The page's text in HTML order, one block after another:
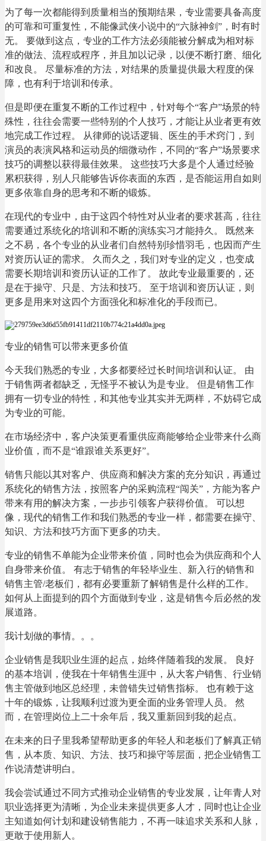
为了每一次都能得到质量相当的预期结果，专业需要具备高度
的可靠和可重复性，不能像武侠小说中的“六脉神剑”，时有时
无。 要做到这点，专业的工作方法必须能被分解成为相对标
准的做法、流程或程序，并且加以记录，以便不断打磨、细化
和改良。 尽量标准的方法，对结果的质量提供最大程度的保
障，也有利于培训和传承。
但是即便在重复不断的工作过程中，针对每个“客户”场景的特
殊性，往往会需要一些特别的个人技巧，才能让从业者更有效
地完成工作过程。 从律师的说话逻辑、医生的手术窍门，到
演员的表演风格和运动员的细微动作，不同的“客户”场景要求
技巧的调整以获得最佳效果。 这些技巧大多是个人通过经验
累积获得，别人只能够告诉你表面的东西，是否能运用自如则
更多依靠自身的思考和不断的锻炼。
在现代的专业中，由于这四个特性对从业者的要求甚高，往往
需要通过系统化的培训和不断的演练实习才能持久。 既然来
之不易，各个专业的从业者们自然特别珍惜羽毛，也因而产生
对资历认证的需求。 久而久之，我们对专业的定义，也变成
需要长期培训和资历认证的工作了。 故此专业最重要的，还
是在于操守、只是、方法和技巧。 至于培训和资历认证，则
更多是用来对这四个方面强化和标准化的手段而已。
专业的销售可以带来更多价值
今天我们熟悉的专业，大多都要经过长时间培训和认证。 由
于销售两者都缺乏，无怪乎不被认为是专业。 但是销售工作
拥有一切专业的特性，和其他专业其实并无两样，不妨碍它成
为专业的可能。
在市场经济中，客户决策更看重供应商能够给企业带来什么商
业价值，而不是“谁跟谁关系更好”。
销售只能以其对客户、供应商和解决方案的充分知识，再通过
系统化的销售方法，按照客户的采购流程“闯关”，方能为客户
带来有用的解决方案，一步步引领客户获得价值。 可以想
像，现代的销售工作和我们熟悉的专业一样，都需要在操守、
知识、方法和技巧方面下更多的功夫。
专业的销售不单能为企业带来价值，同时也会为供应商和个人
自身带来价值。 有志于销售的年轻毕业生、新入行的销售和
销售主管/老板们，都有必要重新了解销售是什么样的工作。
如何从上面提到的四个方面做到专业，这是销售今后必然的发
展道路。
我计划做的事情。。。
企业销售是我职业生涯的起点，始终伴随着我的发展。 良好
的基本培训，使我在十年销售生涯中，从大客户销售、行业销
售主管做到地区总经理，未曾错失过销售指标。 也有赖于这
十年的锻炼，让我顺利过渡为更全面的业务管理人员。 然
而，在管理岗位上二十余年后，我又重新回到我的起点。
在未来的日子里我希望帮助更多的年轻人和老板们了解真正销
售，从本质、知识、方法、技巧和操守等层面，把企业销售工
作说清楚讲明白。
我会尝试通过不同方式推动企业销售的专业发展，让年青人对
职业选择更为清晰，为企业未来提供更多人才，同时也让企业
主知道如何计划和建设销售能力，不再一味追求关系和人脉，
更敢于使用新人。